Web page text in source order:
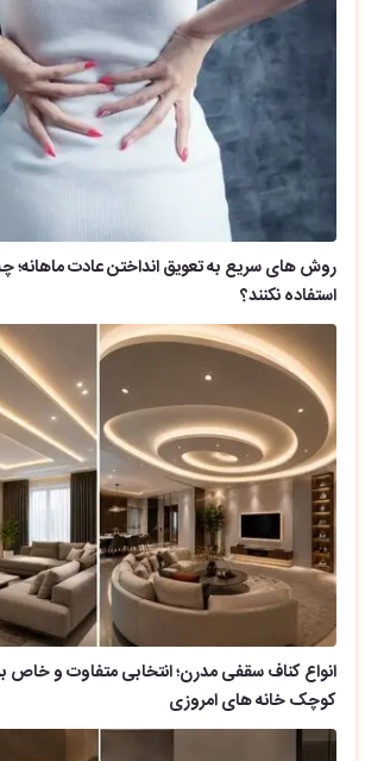
روش های سریع به تعویق انداختن عادت ماهانه؛
استفاده نکنند؟
انواع کناف سقفی مدرن؛ انتخابی متفاوت و خاص
کوچک خانه های امروزی